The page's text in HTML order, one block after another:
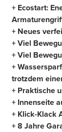
+ Ecostart:
+ Neues
+ Viel
+ Viel
+
trotzdem
+ Praktische
+ Innenseite
+ Klick-Klack
+ 8 Jahre